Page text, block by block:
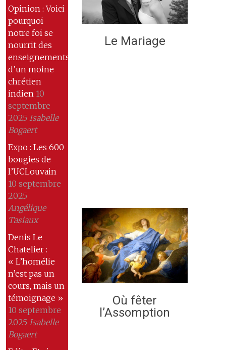
Opinion : Voici
pourquoi
notre foi se
nourrit des
enseignements
d’un moine
chrétien
indien 10
septembre
2025 Isabelle
Bogaert
Expo : Les 600
bougies de
l’UCLouvain
10 septembre
2025
Angélique
Tasiaux
Denis Le
Chatelier :
« L’homélie
n’est pas un
cours, mais un
témoignage »
10 septembre
2025 Isabelle
Bogaert
Le Mariage
Où fêter
l’Assomption